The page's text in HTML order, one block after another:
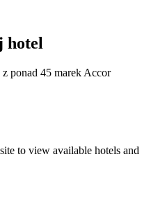
hotel
ponad 45 marek Accor
to view available hotels and